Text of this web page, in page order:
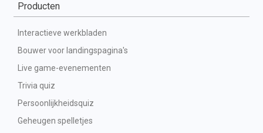
Producten
Interactieve werkbladen
Bouwer voor landingspagina's
Live game-evenementen
Trivia quiz
Persoonlijkheidsquiz
Geheugen spelletjes